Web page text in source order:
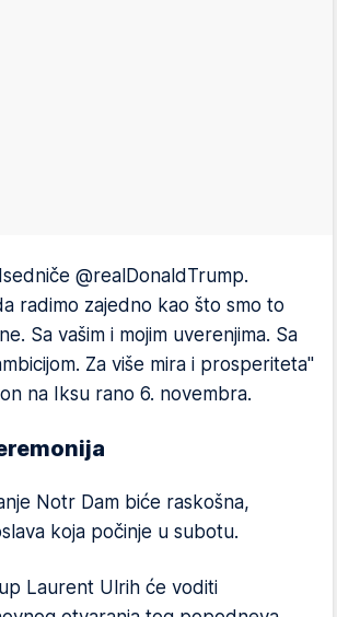
@realDonaldTrump.
radimo zajedno kao što smo to
Sa vašim i mojim uverenjima. Sa
Za više mira i prosperiteta"
na Iksu rano 6. novembra.
Notr Dam biće raskošna,
koja počinje u subotu.
Laurent Ulrih će voditi